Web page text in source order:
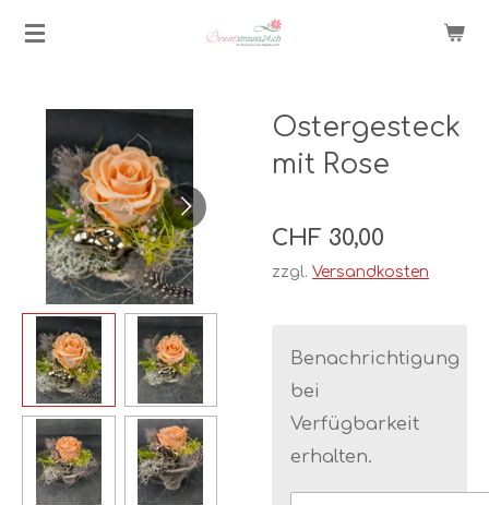
Zum
Ostergesteck
mit Rose
CHF 30,00
zzgl. Versandkosten
Benachrichtigung
bei
Verfügbarkeit
erhalten.